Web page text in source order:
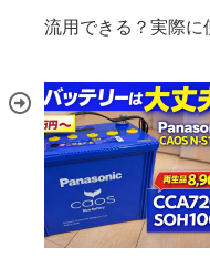
流用できる？実際